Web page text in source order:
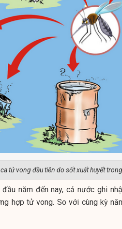
tử vong đầu tiên do sốt xuất huyết
năm đến nay, cả nước ghi
hợp tử vong. So với cùng kỳ